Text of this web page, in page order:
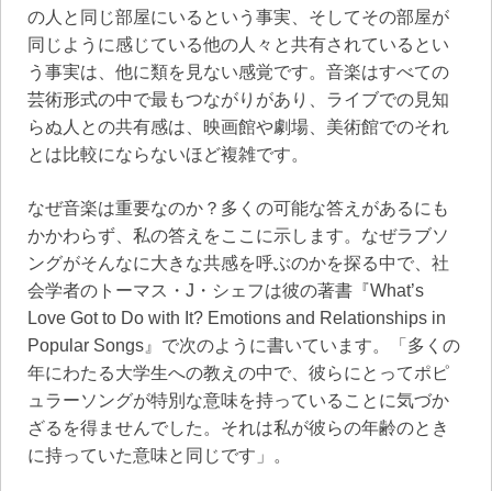
の人と同じ部屋にいるという事実、そしてその部屋が
同じように感じている他の人々と共有されているとい
う事実は、他に類を見ない感覚です。音楽はすべての
芸術形式の中で最もつながりがあり、ライブでの見知
らぬ人との共有感は、映画館や劇場、美術館でのそれ
とは比較にならないほど複雑です。
なぜ音楽は重要なのか？多くの可能な答えがあるにも
かかわらず、私の答えをここに示します。なぜラブソ
ングがそんなに大きな共感を呼ぶのかを探る中で、社
会学者のトーマス・J・シェフは彼の著書『What’s
Love Got to Do with It? Emotions and Relationships in
Popular Songs』で次のように書いています。「多くの
年にわたる大学生への教えの中で、彼らにとってポピ
ュラーソングが特別な意味を持っていることに気づか
ざるを得ませんでした。それは私が彼らの年齢のとき
に持っていた意味と同じです」。